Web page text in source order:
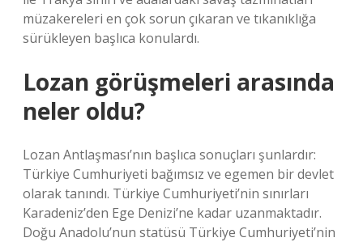
müzakereleri en çok sorun çıkaran ve tıkanıklığa
sürükleyen başlıca konulardı.
Lozan görüşmeleri arasında
neler oldu?
Lozan Antlaşması’nın başlıca sonuçları şunlardır:
Türkiye Cumhuriyeti bağımsız ve egemen bir devlet
olarak tanındı. Türkiye Cumhuriyeti’nin sınırları
Karadeniz’den Ege Denizi’ne kadar uzanmaktadır.
Doğu Anadolu’nun statüsü Türkiye Cumhuriyeti’nin